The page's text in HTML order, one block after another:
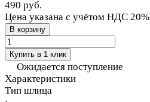
490 руб.
Цена указана с учётом НДС 20%
В корзину
Купить в 1 клик
Ожидается поступление
Характеристики
Тип шлица